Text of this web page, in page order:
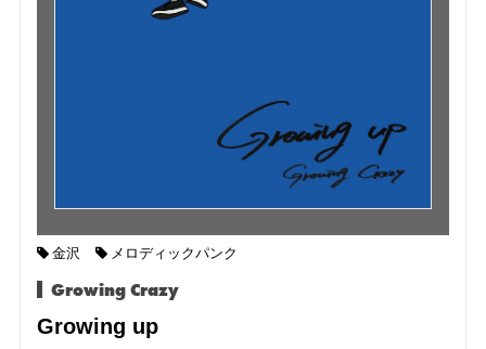
金沢 メロディックパンク
Growing Crazy
Growing up